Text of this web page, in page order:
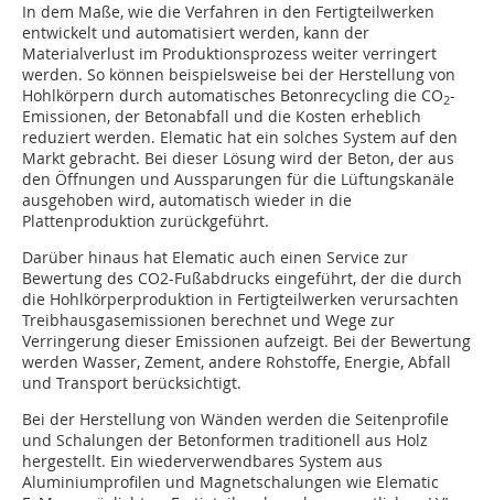
In dem Maße, wie die Verfahren in den Fertigteilwerken
entwickelt und automatisiert werden, kann der
Materialverlust im Produktionsprozess weiter verringert
werden. So können beispielsweise bei der Herstellung von
Hohlkörpern durch automatisches Betonrecycling die CO2-
Emissionen, der Betonabfall und die Kosten erheblich
reduziert werden. Elematic hat ein solches System auf den
Markt gebracht. Bei dieser Lösung wird der Beton, der aus
den Öffnungen und Aussparungen für die Lüftungskanäle
ausgehoben wird, automatisch wieder in die
Plattenproduktion zurückgeführt.
Darüber hinaus hat Elematic auch einen Service zur
Bewertung des CO2-Fußabdrucks eingeführt, der die durch
die Hohlkörperproduktion in Fertigteilwerken verursachten
Treibhausgasemissionen berechnet und Wege zur
Verringerung dieser Emissionen aufzeigt. Bei der Bewertung
werden Wasser, Zement, andere Rohstoffe, Energie, Abfall
und Transport berücksichtigt.
Bei der Herstellung von Wänden werden die Seitenprofile
und Schalungen der Betonformen traditionell aus Holz
hergestellt. Ein wiederverwendbares System aus
Aluminiumprofilen und Magnetschalungen wie Elematic